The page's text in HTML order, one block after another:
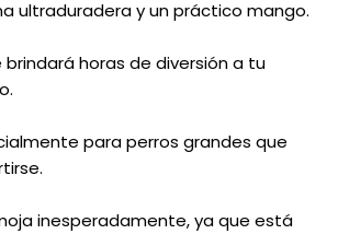
ultraduradera y un práctico mango.
brindará horas de diversión a tu
para perros grandes que
inesperadamente, ya que está